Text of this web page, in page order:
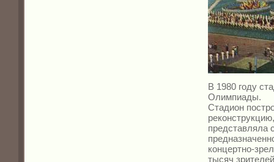
В 1980 году
Олимпиады.
Стадион
представляла
концертно-
тысяч